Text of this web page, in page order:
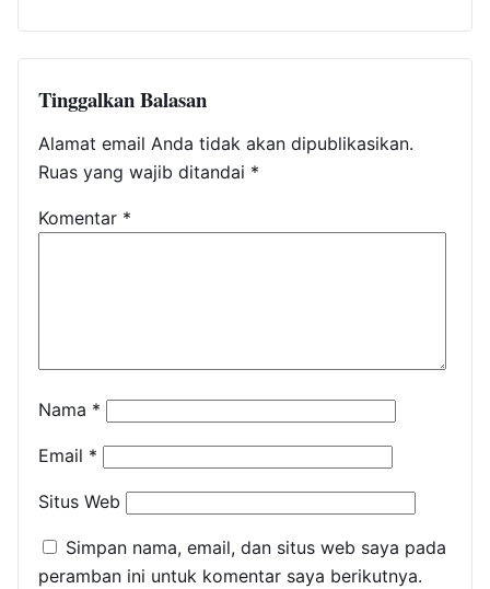
Tinggalkan Balasan
Alamat email Anda tidak akan dipublikasikan.
Ruas yang wajib ditandai *
Komentar *
Nama *
Email *
Situs Web
Simpan nama, email, dan situs web saya pada
peramban ini untuk komentar saya berikutnya.